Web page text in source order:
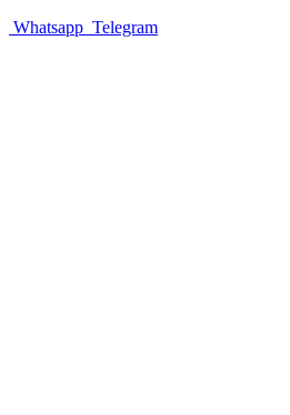
Whatsapp Telegram